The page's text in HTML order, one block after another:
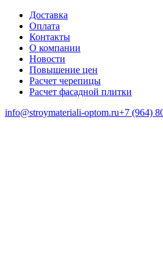
Доставка
Оплата
Контакты
О компании
Новости
Повышение цен
Расчет черепицы
Расчет фасадной плитки
info@stroymateriali-optom.ru+7 (964)